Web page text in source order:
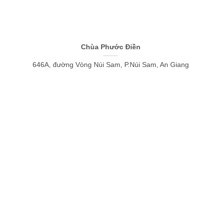
Chùa Phước Điền
646A, đường Vòng Núi Sam, P.Núi Sam, An Giang